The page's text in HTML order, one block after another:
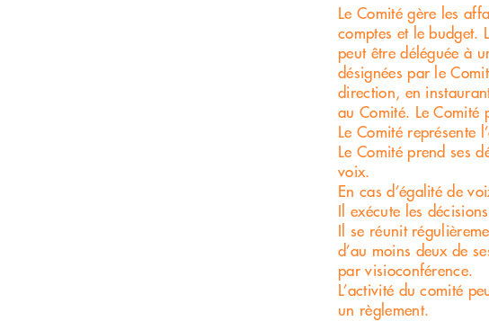
Le Comité gère les
comptes et le budget.
peut être déléguée à
désignées par le
direction, en
au Comité. Le Comité
Le Comité représente
Le Comité prend ses
voix.
En cas d’égalité de
Il exécute les
Il se réunit
d’au moins deux de
par visioconférence.
L’activité du comité
un règlement.